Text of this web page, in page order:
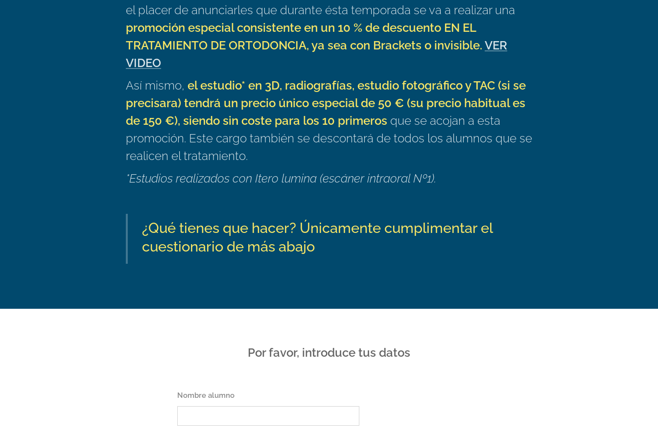
el placer de anunciarles que durante ésta temporada se va a realizar una
promoción especial consistente en un 10 % de descuento EN EL
TRATAMIENTO DE ORTODONCIA, ya sea con Brackets o invisible. VER
VIDEO
Así mismo, el estudio* en 3D, radiografías, estudio fotográfico y TAC (si se
precisara) tendrá un precio único especial de 50 € (su precio habitual es
de 150 €), siendo sin coste para los 10 primeros que se acojan a esta
promoción. Este cargo también se descontará de todos los alumnos que se
realicen el tratamiento.
*Estudios realizados con Itero lumina (escáner intraoral Nº1).
¿Qué tienes que hacer? Únicamente cumplimentar el
cuestionario de más abajo
Por favor, introduce tus datos
Nombre alumno